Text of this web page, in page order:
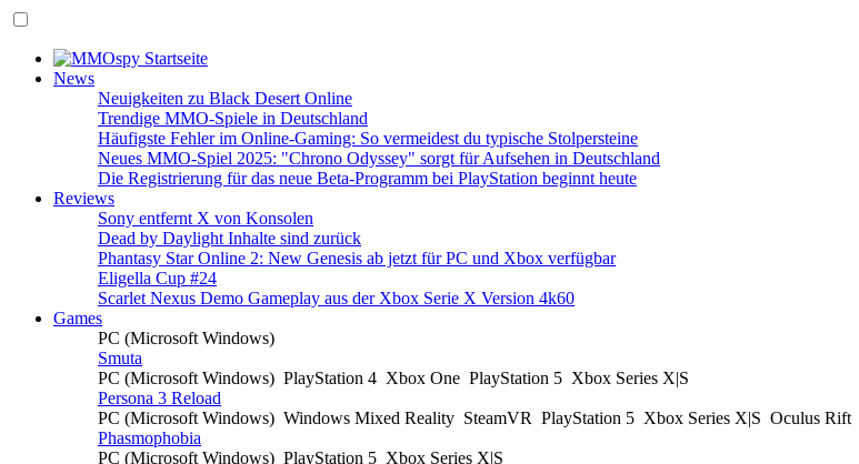
News
Neuigkeiten zu Black Desert Online
Trendige MMO-Spiele in Deutschland
Häufigste Fehler im Online-Gaming: So vermeidest du typische Stolpersteine
Neues MMO-Spiel 2025: "Chrono Odyssey" sorgt für Aufsehen in Deutschland
Die Registrierung für das neue Beta-Programm bei PlayStation beginnt heute
Reviews
Sony entfernt X von Konsolen
Dead by Daylight Inhalte sind zurück
Phantasy Star Online 2: New Genesis ab jetzt für PC und Xbox verfügbar
Eligella Cup #24
Scarlet Nexus Demo Gameplay aus der Xbox Serie X Version 4k60
Games
PC (Microsoft Windows)
Smuta
PC (Microsoft Windows) PlayStation 4 Xbox One PlayStation 5 Xbox Series X|S
Persona 3 Reload
PC (Microsoft Windows) Windows Mixed Reality SteamVR PlayStation 5 Xbox Series X|S Oculus Rift
Phasmophobia
PC (Microsoft Windows) PlayStation 5 Xbox Series X|S